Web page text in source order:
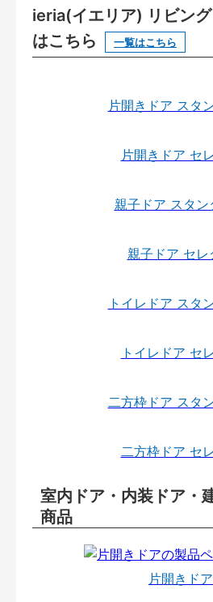
ieria(イエリア) リビン
はこちら
一覧はこちら
片開きドア スタ
片開きドア セ
親子ドア スタン
親子ドア セレ
トイレドア スタ
トイレドア セ
二方枠ドア スタ
二方枠ドア セ
室内ドア・内装ドア・
商品
片開きドア